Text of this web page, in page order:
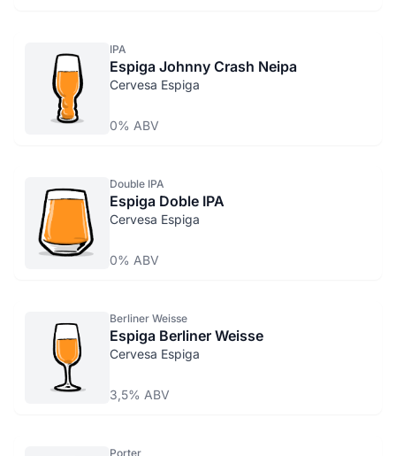
IPA
Espiga Johnny Crash Neipa
Cervesa Espiga
0% ABV
Double IPA
Espiga Doble IPA
Cervesa Espiga
0% ABV
Berliner Weisse
Espiga Berliner Weisse
Cervesa Espiga
3,5% ABV
Porter